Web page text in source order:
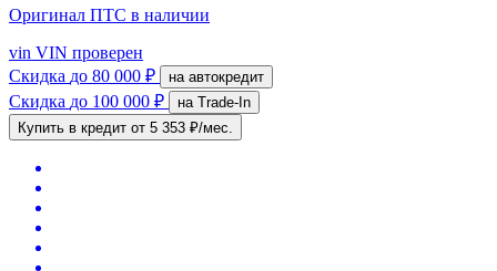
Оригинал ПТС в наличии
vin VIN проверен
Скидка до 80 000 ₽ на автокредит
Скидка до 100 000 ₽
на Trade-In
Купить в кредит от 5 353 ₽/мес.